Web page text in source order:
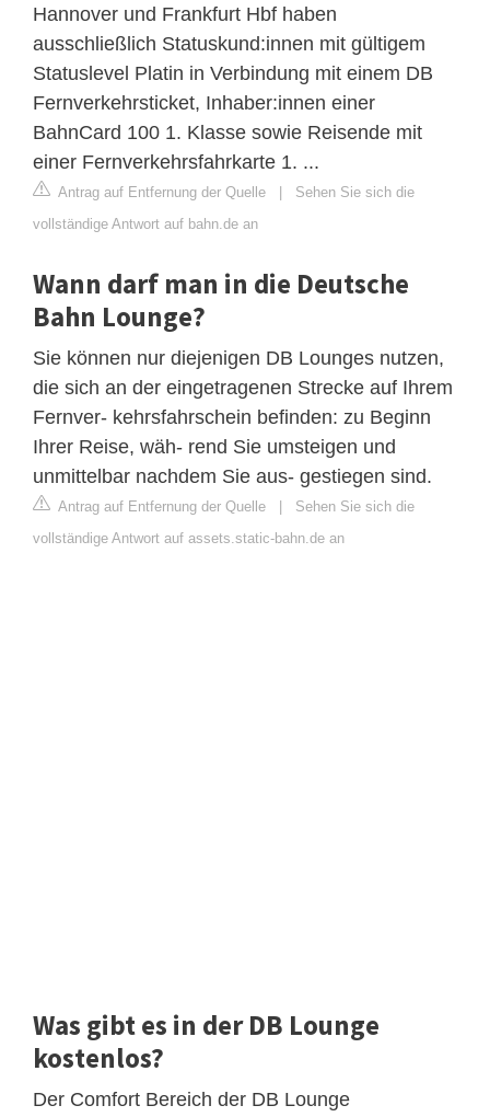
Hannover und Frankfurt Hbf haben
ausschließlich Statuskund:innen mit gültigem
Statuslevel Platin in Verbindung mit einem DB
Fernverkehrsticket, Inhaber:innen einer
BahnCard 100 1. Klasse sowie Reisende mit
einer Fernverkehrsfahrkarte 1. ...
Antrag auf Entfernung der Quelle
Sehen Sie sich die
vollständige Antwort auf bahn.de an
Wann darf man in die Deutsche
Bahn Lounge?
Sie können nur diejenigen DB Lounges nutzen,
die sich an der eingetragenen Strecke auf Ihrem
Fernver- kehrsfahrschein befinden: zu Beginn
Ihrer Reise, wäh- rend Sie umsteigen und
unmittelbar nachdem Sie aus- gestiegen sind.
Antrag auf Entfernung der Quelle
Sehen Sie sich die
vollständige Antwort auf assets.static-bahn.de an
Was gibt es in der DB Lounge
kostenlos?
Der Comfort Bereich der DB Lounge